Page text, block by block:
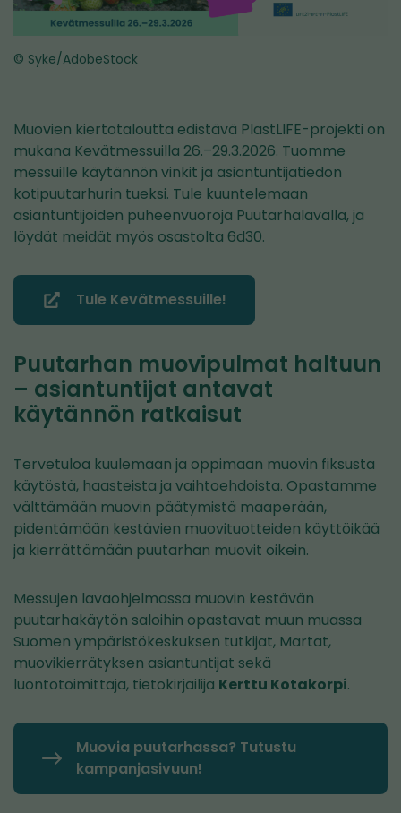
© Syke/AdobeStock
Muovien kiertotaloutta edistävä PlastLIFE-projekti on
mukana Kevätmessuilla 26.–29.3.2026. Tuomme
messuille käytännön vinkit ja asiantuntijatiedon
kotipuutarhurin tueksi. Tule kuuntelemaan
asiantuntijoiden puheenvuoroja Puutarhalavalla, ja
löydät meidät myös osastolta 6d30.
Tule Kevätmessuille!
(avautuu
uuteen
ikkunaan,
siirryt
toiseen
palveluun)
Puutarhan muovipulmat haltuun
– asiantuntijat antavat
käytännön ratkaisut
Tervetuloa kuulemaan ja oppimaan muovin fiksusta
käytöstä, haasteista ja vaihtoehdoista. Opastamme
välttämään muovin päätymistä maaperään,
pidentämään kestävien muovituotteiden käyttöikää
ja kierrättämään puutarhan muovit oikein.
Messujen lavaohjelmassa muovin kestävän
puutarhakäytön saloihin opastavat muun muassa
Suomen ympäristökeskuksen tutkijat, Martat,
muovikierrätyksen asiantuntijat sekä
luontotoimittaja, tietokirjailija Kerttu Kotakorpi.
Muovia puutarhassa? Tutustu
kampanjasivuun!